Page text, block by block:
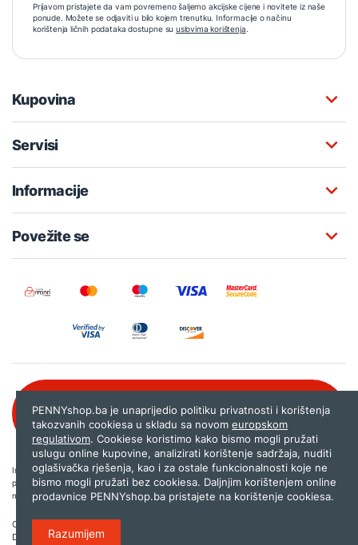
Prijavom pristajete da vam povremeno šaljemo akcijske cijene i novitete iz naše
ponude. Možete se odjaviti u bilo kojem trenutku. Informacije o načinu
korištenja ličnih podataka dostupne su uslovima korištenja.
Kupovina
Servisi
Informacije
Povežite se
080 020 261
Internet trgovina PENNYshop.ba nastoji objavljivati samo provjerene i pravilne
podatke. Ako na našoj stranici otkrijete neistinite, odnosno neadekvatne informacije,
molimo vas da nam to javite nashop@pennyplus.com .
Copyright © 2026.
Dizajn i programiranje:
PENNYshop.ba je unaprijedio politiku privatnosti i korištenja
takozvanih cookiesa u skladu sa novom europskom
regulativom. Cookiese koristimo kako bismo mogli pružati
uslugu online kupovine, analizirati korištenje sadržaja, nuditi
oglašivačka rješenja, kao i za ostale funkcionalnosti koje ne
bismo mogli pružati bez cookiesa. Daljnjim korištenjem online
prodavnice PENNYshop.ba pristajete na korištenje cookiesa.
Razumijem